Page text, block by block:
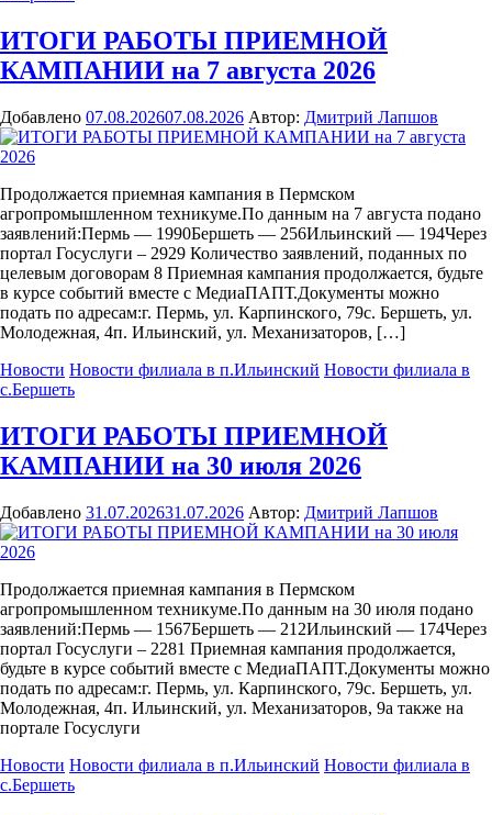
ИТОГИ РАБОТЫ ПРИЕМНОЙ
КАМПАНИИ на 7 августа 2026
Добавлено 07.08.202607.08.2026 Автор: Дмитрий Лапшов
Продолжается приемная кампания в Пермском
агропромышленном техникуме.По данным на 7 августа подано
заявлений:Пермь — 1990Бершеть — 256Ильинский — 194Через
портал Госуслуги – 2929 Количество заявлений, поданных по
целевым договорам 8 Приемная кампания продолжается, будьте
в курсе событий вместе с МедиаПАПТ.Документы можно
подать по адресам:г. Пермь, ул. Карпинского, 79с. Бершеть, ул.
Молодежная, 4п. Ильинский, ул. Механизаторов, […]
Новости Новости филиала в п.Ильинский Новости филиала в
с.Бершеть
ИТОГИ РАБОТЫ ПРИЕМНОЙ
КАМПАНИИ на 30 июля 2026
Добавлено 31.07.202631.07.2026 Автор: Дмитрий Лапшов
Продолжается приемная кампания в Пермском
агропромышленном техникуме.По данным на 30 июля подано
заявлений:Пермь — 1567Бершеть — 212Ильинский — 174Через
портал Госуслуги – 2281 Приемная кампания продолжается,
будьте в курсе событий вместе с МедиаПАПТ.Документы можно
подать по адресам:г. Пермь, ул. Карпинского, 79с. Бершеть, ул.
Молодежная, 4п. Ильинский, ул. Механизаторов, 9а также на
портале Госуслуги
Новости Новости филиала в п.Ильинский Новости филиала в
с.Бершеть